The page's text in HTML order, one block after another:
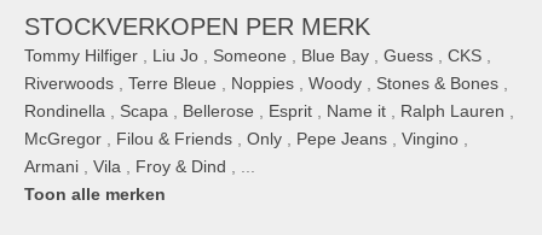
STOCKVERKOPEN PER MERK
Tommy Hilfiger Liu Jo Someone Blue Bay Guess CKS
Riverwoods
Terre Bleue Noppies Woody Stones & Bones
Rondinella
Scapa Bellerose Esprit Name it Ralph Lauren
McGregor
Filou & Friends Only Pepe Jeans Vingino
Armani
Vila Froy & Dind
Toon alle merken